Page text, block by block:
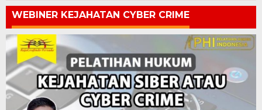
WEBINER KEJAHATAN CYBER CRIME